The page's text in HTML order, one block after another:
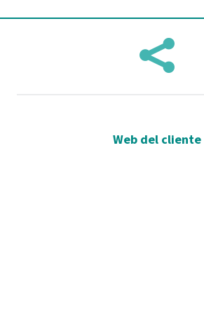

Web del cliente